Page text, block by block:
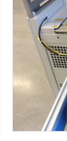
Overlap
around
Máquinas
-